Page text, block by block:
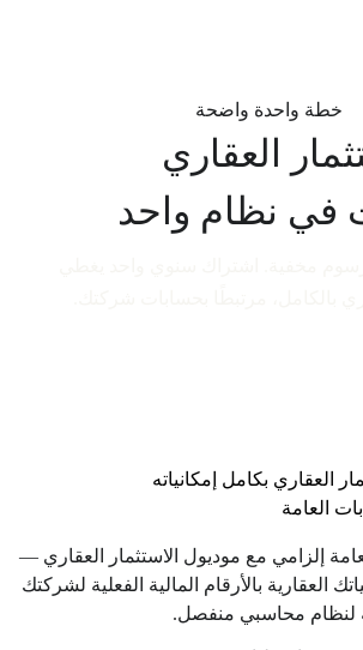
خطة واحدة واضحة
العقاري
في نظام واحد
العقاري بكامل إمكانياته
العامة
إلزامي مع موديول الاستثمار العقاري —
العقارية بالأرقام المالية الفعلية لشركتك
لنظام محاسبي منفصل.